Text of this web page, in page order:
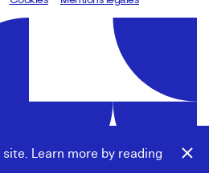
Learn more by reading